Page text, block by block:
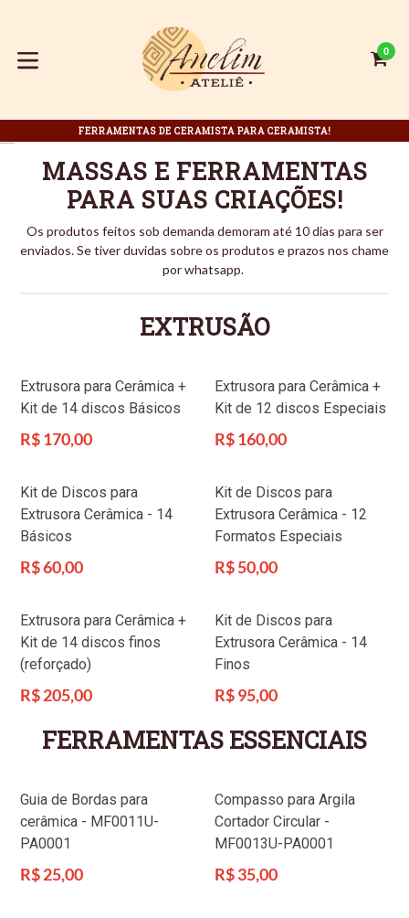
conteúdo
0
FERRAMENTAS DE CERAMISTA PARA CERAMISTA!
MASSAS E FERRAMENTAS
PARA SUAS CRIAÇÕES!
Os produtos feitos sob demanda demoram até 10 dias para ser
enviados. Se tiver duvidas sobre os produtos e prazos nos chame
por whatsapp.
EXTRUSÃO
Extrusora para Cerâmica +
Kit de 14 discos Básicos
Preço
R$ 170,00
Extrusora para Cerâmica +
Kit de 12 discos Especiais
Preço
R$ 160,00
Kit de Discos para
Extrusora Cerâmica - 14
Básicos
Preço
R$ 60,00
Kit de Discos para
Extrusora Cerâmica - 12
Formatos Especiais
Preço
R$ 50,00
Extrusora para Cerâmica +
Kit de 14 discos finos
(reforçado)
Preço
R$ 205,00
Kit de Discos para
Extrusora Cerâmica - 14
Finos
Preço
R$ 95,00
FERRAMENTAS ESSENCIAIS
Guia de Bordas para
cerâmica - MF0011U-
PA0001
Preço
R$ 25,00
Compasso para Argila
Cortador Circular -
MF0013U-PA0001
Preço
R$ 35,00